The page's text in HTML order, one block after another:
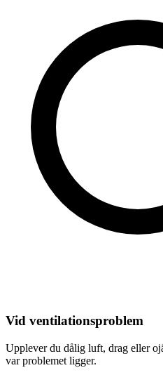
Vid ventilationsproblem
Upplever du dålig luft, drag eller
var problemet ligger.